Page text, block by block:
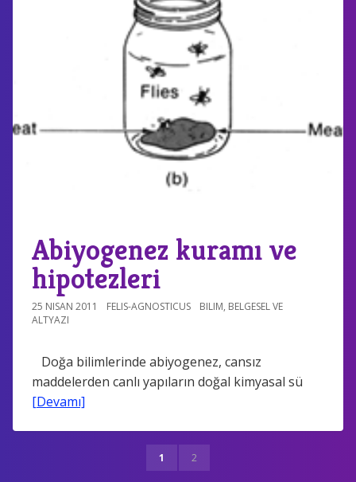
Abiyogenez kuramı ve
hipotezleri
25 NISAN 2011 FELIS-AGNOSTICUS BILIM, BELGESEL VE
ALTYAZI
Doğa bilimlerinde abiyogenez, cansız
maddelerden canlı yapıların doğal kimyasal sü
[Devamı]
1 2